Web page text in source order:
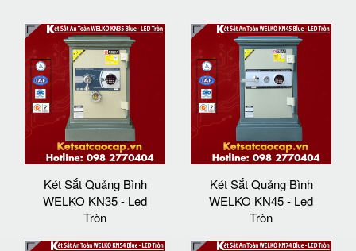
Két Sắt Quảng Bình
WELKO KN35 - Led
Tròn
Két Sắt Quảng Bình
WELKO KN45 - Led
Tròn